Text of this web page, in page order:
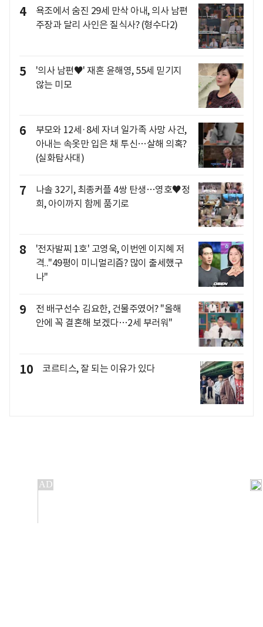
4
욕조에서 숨진 29세 만삭 아내, 의사 남편
주장과 달리 사인은 질식사? (형수다2)
5
'의사 남편♥' 재혼 윤해영, 55세 믿기지
않는 미모
6
부모와 12세·8세 자녀 일가족 사망 사건,
아내는 속옷만 입은 채 투신…살해 의혹?
(실화탐사대)
7
나솔 32기, 최종커플 4쌍 탄생…영호♥정
희, 아이까지 함께 품기로
8
'전자발찌 1호' 고영욱, 이번엔 이지혜 저
격.."49평이 미니멀리즘? 많이 출세했구
나"
9
전 배구선수 김요한, 건물주였어? "올해
안에 꼭 결혼해 보겠다…2세 부러워"
10 코르티스, 잘 되는 이유가 있다